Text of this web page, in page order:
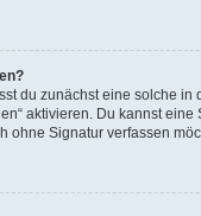
du zunächst eine solche
aktivieren. Du kannst
Signatur verfassen